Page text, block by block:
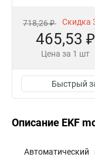
718,26 ₽ Скидка
465,53 ₽
Цена за 1 шт
Быстрый
Описание EKF